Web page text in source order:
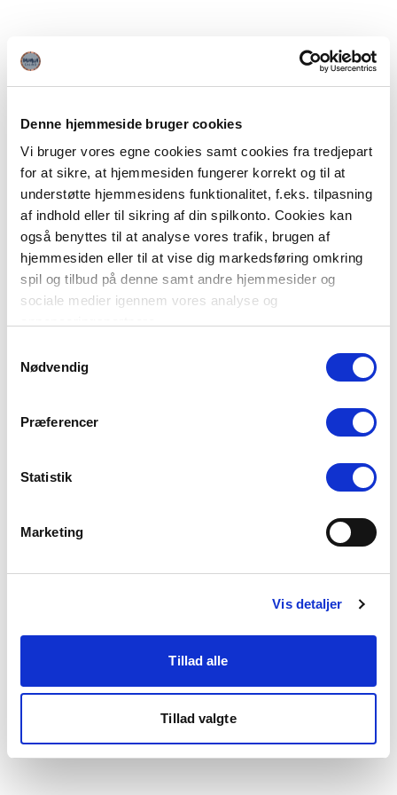
Denne hjemmeside bruger cookies
Vi bruger vores egne cookies samt cookies fra tredjepart
for at sikre, at hjemmesiden fungerer korrekt og til at
understøtte hjemmesidens funktionalitet, f.eks. tilpasning
af indhold eller til sikring af din spilkonto. Cookies kan
også benyttes til at analyse vores trafik, brugen af
hjemmesiden eller til at vise dig markedsføring omkring
spil og tilbud på denne samt andre hjemmesider og
sociale medier igennem vores analyse og
Du kan læse mere om vores brug af cookies under
"Detaljer" eller ved at klikke videre til vores Cookiepolitik,
Nødvendig
Præferencer
Statistik
Marketing
Vis detaljer
Tillad alle
Tillad valgte